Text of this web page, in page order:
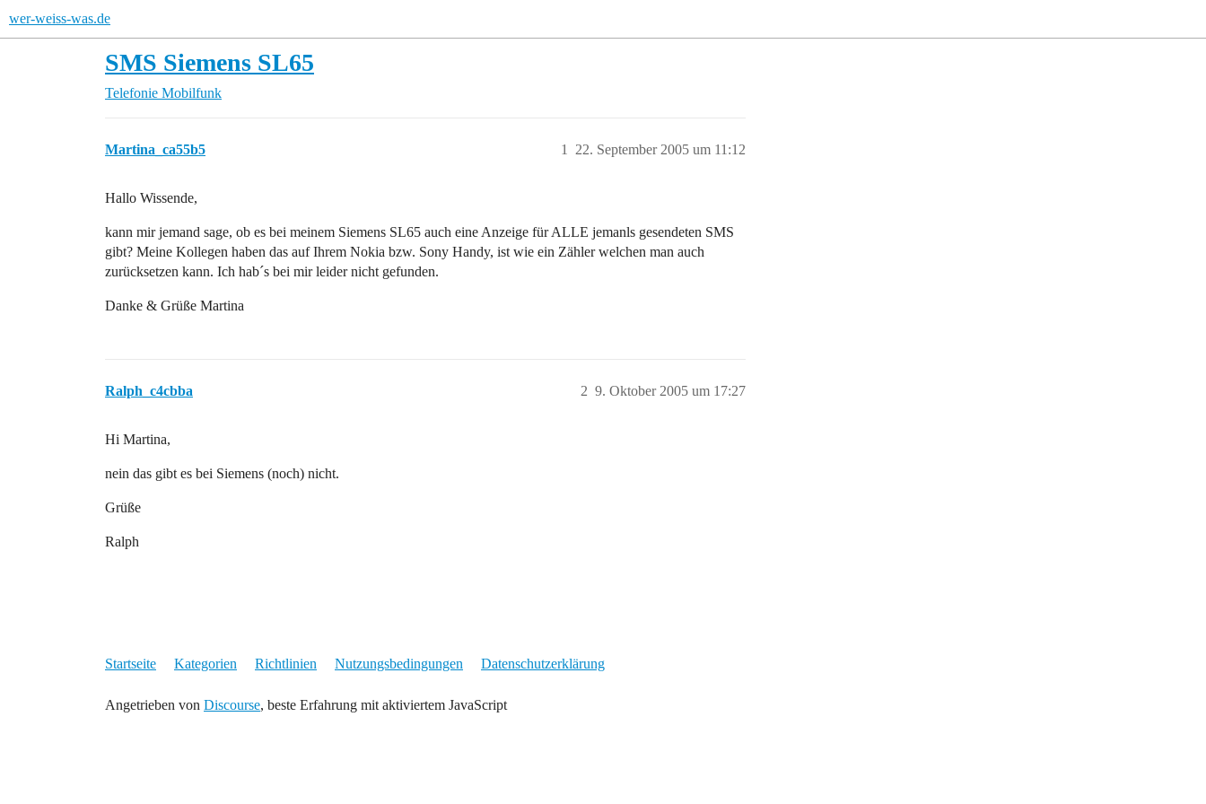
wer-weiss-was.de
SMS Siemens SL65
Telefonie Mobilfunk
Martina_ca55b5 22. September 2005 um 11:12
1
Hallo Wissende,
kann mir jemand sage, ob es bei meinem Siemens SL65 auch eine Anzeige für ALLE jemanls gesendeten SMS
gibt? Meine Kollegen haben das auf Ihrem Nokia bzw. Sony Handy, ist wie ein Zähler welchen man auch
zurücksetzen kann. Ich hab´s bei mir leider nicht gefunden.
Danke & Grüße Martina
Ralph_c4cbba 9. Oktober 2005 um 17:27
2
Hi Martina,
nein das gibt es bei Siemens (noch) nicht.
Grüße
Ralph
Startseite Kategorien Richtlinien Nutzungsbedingungen Datenschutzerklärung
Angetrieben von Discourse, beste Erfahrung mit aktiviertem JavaScript